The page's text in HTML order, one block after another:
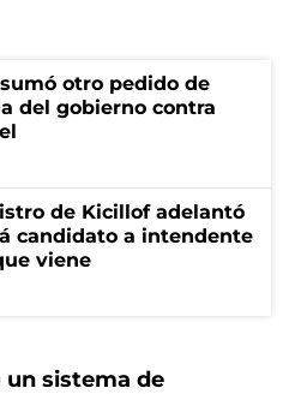
otro pedido de
del gobierno contra
de Kicillof adelantó
candidato a intendente
viene
un sistema de